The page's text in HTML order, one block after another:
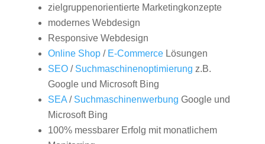
zielgruppenorientierte Marketingkonzepte
modernes Webdesign
Responsive Webdesign
Online Shop/ E-CommerceLösungen
SEO/ Suchmaschinenoptimierung z.B.
Google und Microsoft Bing
SEA/ Suchmaschinenwerbung Google und
Microsoft Bing
100% messbarer Erfolg mit monatlichem